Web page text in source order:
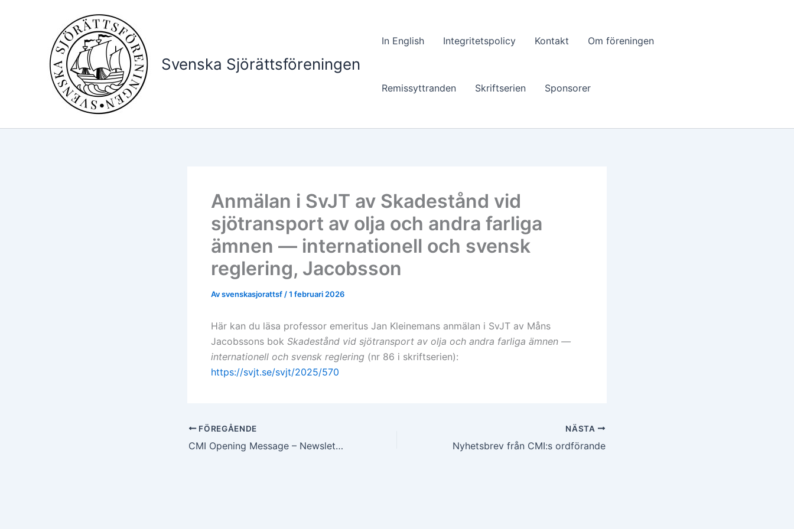
Svenska Sjörättsföreningen
In English Integritetspolicy Kontakt Om föreningen
Remissyttranden Skriftserien Sponsorer
Anmälan i SvJT av Skadestånd vid
sjötransport av olja och andra farliga
ämnen — internationell och svensk
reglering, Jacobsson
Avsvenskasjorattsf /1 februari 2026
Här kan du läsa professor emeritus Jan Kleinemans anmälan i SvJT av Måns
Jacobssons bok Skadestånd vid sjötransport av olja och andra farliga ämnen —
internationell och svensk reglering (nr 86 i skriftserien):
https://svjt.se/svjt/2025/570
FÖREGÅENDE
CMI Opening Message – Newsletter 2/2025
NÄSTA
Nyhetsbrev från CMI:s ordförande